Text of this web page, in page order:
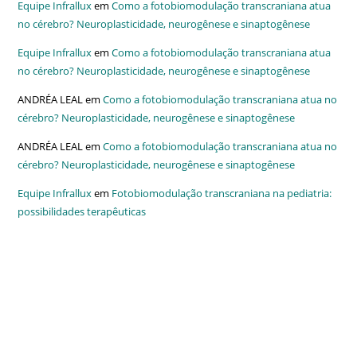
Equipe InfralluxemComo a fotobiomodulação transcraniana atua
no cérebro? Neuroplasticidade, neurogênese e sinaptogênese
Equipe InfralluxemComo a fotobiomodulação transcraniana atua
no cérebro? Neuroplasticidade, neurogênese e sinaptogênese
ANDRÉA LEALemComo a fotobiomodulação transcraniana atua no
cérebro? Neuroplasticidade, neurogênese e sinaptogênese
ANDRÉA LEALemComo a fotobiomodulação transcraniana atua no
cérebro? Neuroplasticidade, neurogênese e sinaptogênese
Equipe Infralluxem Fotobiomodulação transcraniana na pediatria:
possibilidades terapêuticas